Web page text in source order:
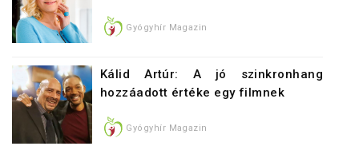
Gyógyhír Magazin
Kálid Artúr: A jó szinkronhang
hozzáadott értéke egy filmnek
Gyógyhír Magazin